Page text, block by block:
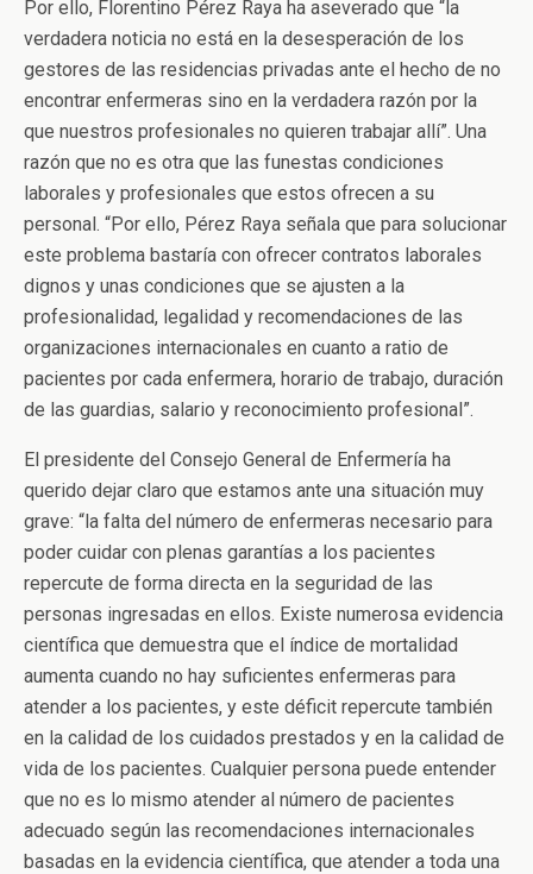
Por ello, Florentino Pérez Raya ha aseverado que “la
verdadera noticia no está en la desesperación de los
gestores de las residencias privadas ante el hecho de no
encontrar enfermeras sino en la verdadera razón por la
que nuestros profesionales no quieren trabajar allí”. Una
razón que no es otra que las funestas condiciones
laborales y profesionales que estos ofrecen a su
personal. “Por ello, Pérez Raya señala que para solucionar
este problema bastaría con ofrecer contratos laborales
dignos y unas condiciones que se ajusten a la
profesionalidad, legalidad y recomendaciones de las
organizaciones internacionales en cuanto a ratio de
pacientes por cada enfermera, horario de trabajo, duración
de las guardias, salario y reconocimiento profesional”.
El presidente del Consejo General de Enfermería ha
querido dejar claro que estamos ante una situación muy
grave: “la falta del número de enfermeras necesario para
poder cuidar con plenas garantías a los pacientes
repercute de forma directa en la seguridad de las
personas ingresadas en ellos. Existe numerosa evidencia
científica que demuestra que el índice de mortalidad
aumenta cuando no hay suficientes enfermeras para
atender a los pacientes, y este déficit repercute también
en la calidad de los cuidados prestados y en la calidad de
vida de los pacientes. Cualquier persona puede entender
que no es lo mismo atender al número de pacientes
adecuado según las recomendaciones internacionales
basadas en la evidencia científica, que atender a toda una